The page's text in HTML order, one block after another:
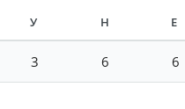
У Н Е
3 6 6